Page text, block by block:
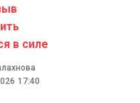
в силе
17:40